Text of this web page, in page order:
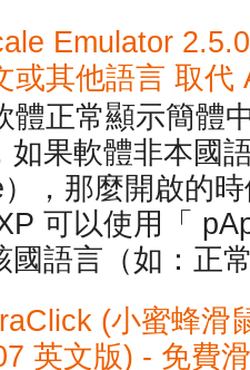
Emulator
或其他語言 取代
體正常顯示簡體
如果軟體非本國
），那麼開啟的
可以使用「
國語言（如：正
(小蜜蜂滑
英文版) - 免費